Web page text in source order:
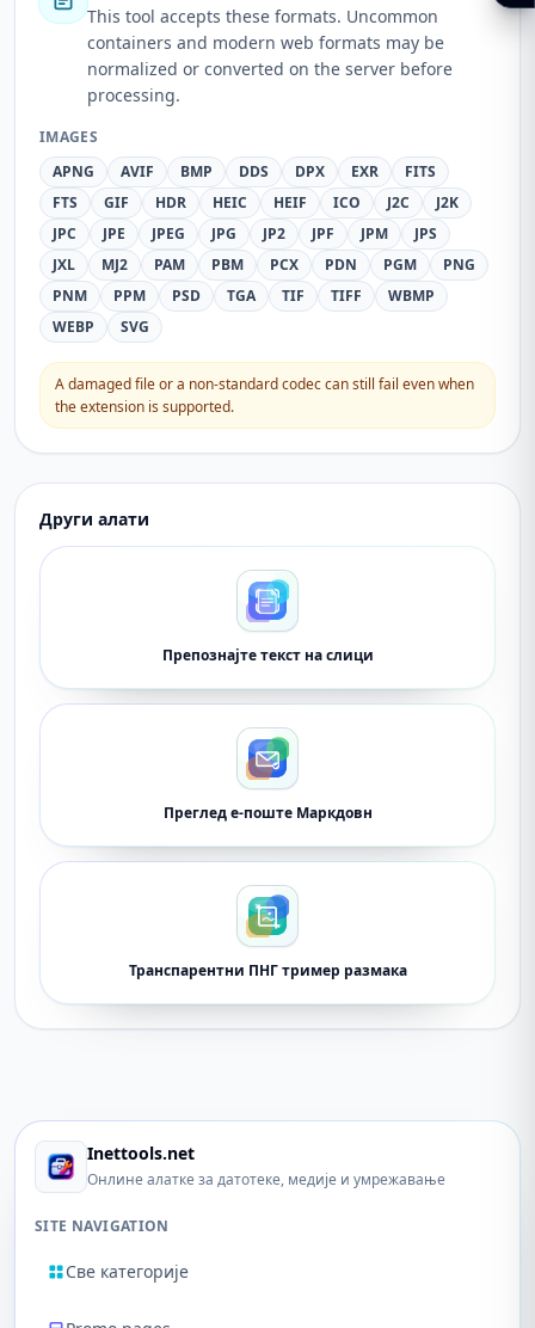
This tool accepts these formats. Uncommon
containers and modern web formats may be
normalized or converted on the server before
processing.
IMAGES
APNG
AVIF BMP DDS DPX EXR
FITS
FTS
GIF HDR HEIC HEIF ICO J2C
J2K
JPC
JPE JPEG JPG JP2 JPF JPM
JPS
JXL
MJ2 PAM PBM PCX PDN PGM
PNG
PNM
PPM PSD TGA TIF TIFF
WBMP
WEBP
SVG
A damaged file or a non-standard codec can still fail even when
the extension is supported.
Други алати
Препознајте текст на слици
Преглед е-поште Маркдовн
Транспарентни ПНГ тример размака
Inettools.net
Онлине алатке за датотеке, медије и умрежавање
SITE NAVIGATION
Све категорије